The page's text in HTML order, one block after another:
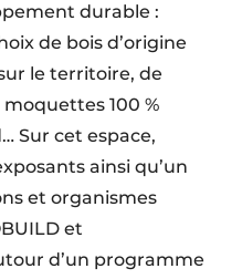
durable :
de bois d’origine
le territoire, de
100 %
Sur cet espace,
ainsi qu’un
et organismes
et
d’un programme